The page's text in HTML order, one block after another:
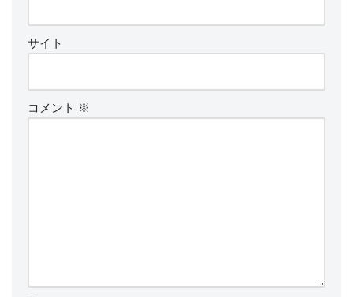
サイト
コメント ※